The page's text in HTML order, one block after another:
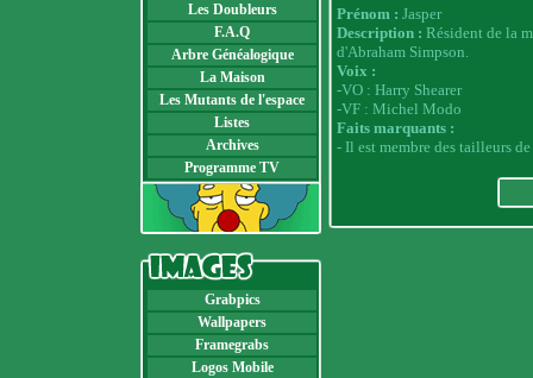
Les Doubleurs
F.A.Q
Arbre Généalogique
La Maison
Les Mutants de l'espace
Listes
Archives
Programme TV
Grabpics
Wallpapers
Framegrabs
Logos Mobile
Prénom : Jasper
Description : Résident de la
d'Abraham Simpson.
Voix :
-VO : Harry Shearer
-VF : Michel Modo
Faits marquants :
- Il est membre des tailleurs